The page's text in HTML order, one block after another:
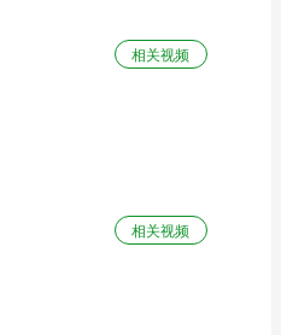
相关视频
相关视频